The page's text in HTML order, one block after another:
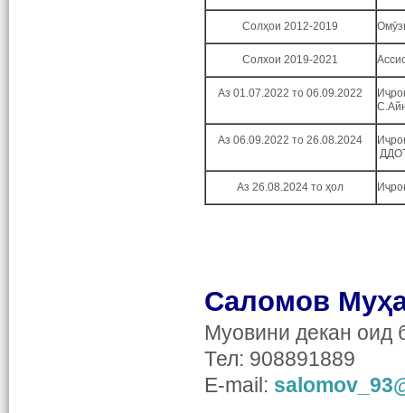
Солҳои 2012-2019
Солхои 2019-2021
Аз 01.07.2022 то 06.09.2022
Аз 06.09.2022 то26.08.2024
Аз 26.08.2024то ҳол
Саломов
Муовини декан оид
Тел: 908891889
E-mail: